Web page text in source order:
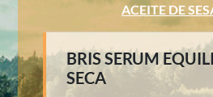
ACEITE DE
BRIS SERUM
SECA